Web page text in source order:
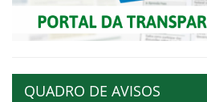
QUADRO DE AVISOS